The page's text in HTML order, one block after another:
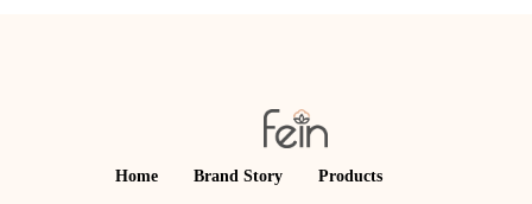
Home Brand Story Products